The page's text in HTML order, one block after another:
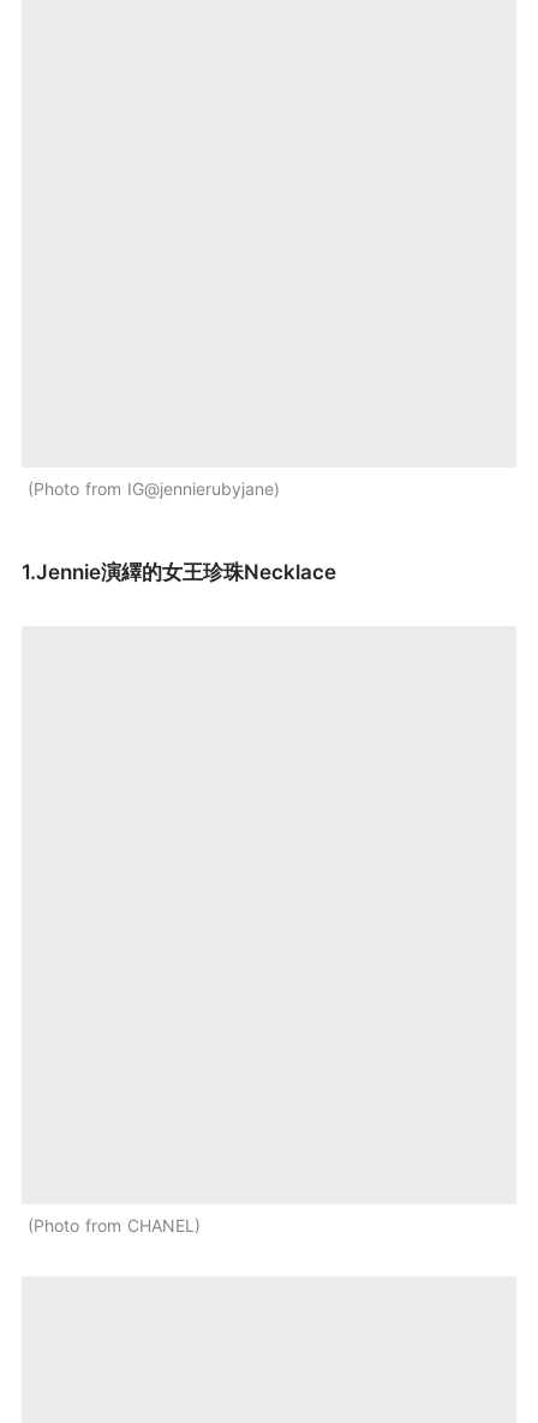
Photo from IG@jennierubyjane
1.Jennie演繹的女王珍珠Necklace
Photo from CHANEL